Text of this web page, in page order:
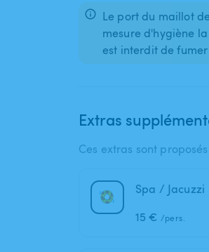
Le port du maillot
mesure d'hygiène
est interdit de
Extras
Ces extras sont
Spa / Jacuzzi
15 € /pers.